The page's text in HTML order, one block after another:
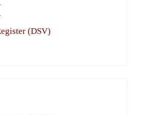
(DSV)